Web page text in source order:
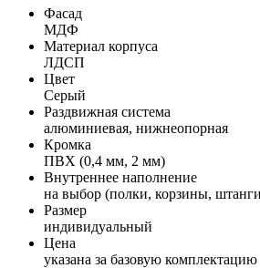
Фасад
МДФ
Материал корпуса
ЛДСП
Цвет
Серый
Раздвижная система
алюминиевая, нижнеопорная
Кромка
ПВХ (0,4 мм, 2 мм)
Внутреннее наполнение
на выбор (полки, корзины,
Размер
индивидуальный
Цена
указана за базовую комплектацию